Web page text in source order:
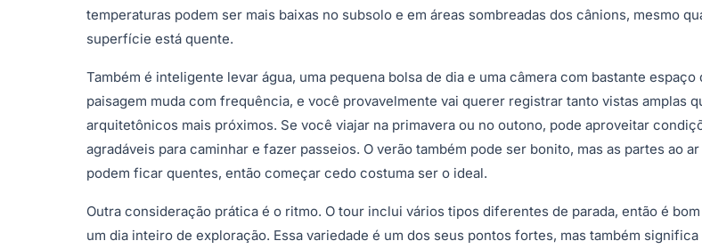
temperaturas podem ser mais baixas no subsolo e em áreas sombreadas dos cânions, mesmo
superfície está quente.
Também é inteligente levar água, uma pequena bolsa de dia e uma câmera com bastante espaço
paisagem muda com frequência, e você provavelmente vai querer registrar tanto vistas amplas
arquitetônicos mais próximos. Se você viajar na primavera ou no outono, pode aproveitar
agradáveis para caminhar e fazer passeios. O verão também pode ser bonito, mas as partes ao
podem ficar quentes, então começar cedo costuma ser o ideal.
Outra consideração prática é o ritmo. O tour inclui vários tipos diferentes de parada, então é
um dia inteiro de exploração. Essa variedade é um dos seus pontos fortes, mas também